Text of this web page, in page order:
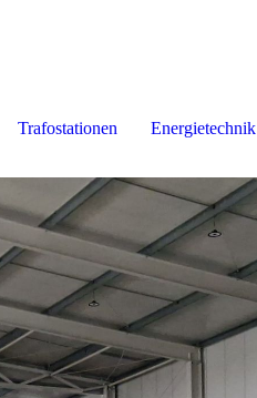
Trafostationen Energietechnik